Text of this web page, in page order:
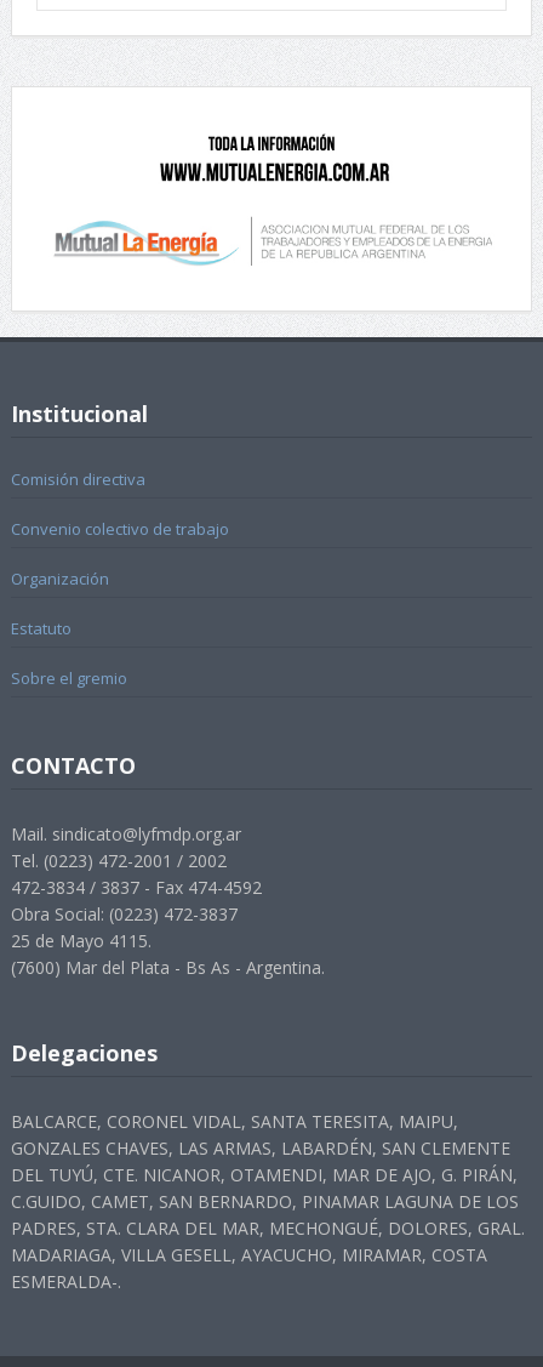
Institucional
Comisión directiva
Convenio colectivo de trabajo
Organización
Estatuto
Sobre el gremio
CONTACTO
Mail. sindicato@lyfmdp.org.ar
Tel. (0223) 472-2001 / 2002
472-3834 / 3837 - Fax 474-4592
Obra Social: (0223) 472-3837
25 de Mayo 4115.
(7600) Mar del Plata - Bs As - Argentina.
Delegaciones
BALCARCE, CORONEL VIDAL, SANTA TERESITA, MAIPU,
GONZALES CHAVES, LAS ARMAS, LABARDÉN, SAN CLEMENTE
DEL TUYÚ, CTE. NICANOR, OTAMENDI, MAR DE AJO, G. PIRÁN,
C.GUIDO, CAMET, SAN BERNARDO, PINAMAR LAGUNA DE LOS
PADRES, STA. CLARA DEL MAR, MECHONGUÉ, DOLORES, GRAL.
MADARIAGA, VILLA GESELL, AYACUCHO, MIRAMAR, COSTA
ESMERALDA-.